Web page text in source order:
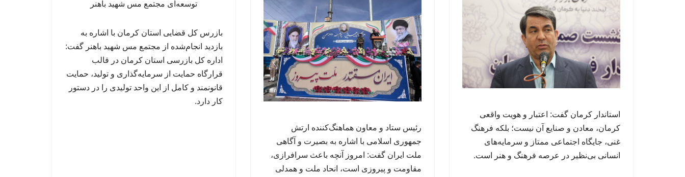
استاندار کرمان گفت: اعتبار و هویت واقعی
کرمان، معادن و صنایع آن نیست؛ بلکه فرهنگ
غنی، جایگاه اجتماعی ممتاز و سرمایه‌های
انسانی بی‌نظیر در عرصه فرهنگ و هنر است.
رئیس ستاد و معاون هماهنگ‌کننده ارتش
جمهوری اسلامی با اشاره به بصیرت و آگاهی
ملت ایران گفت: امروز آنچه باعث سرافرازی،
مقاومت و پیروزی است، انحاد ملت و همدلی
بازرس کل قضایی استان کرمان با اشاره به
بازدید انجام‌شده از مجتمع مس شهید باهنر گفت:
اداره کل بازرسی استان کرمان در قالب
قرارگاه حمایت از سرمایه‌گذاری و تولید، حمایت
قانونمند و کامل از این واحد تولیدی را در دستور
کار دارد.